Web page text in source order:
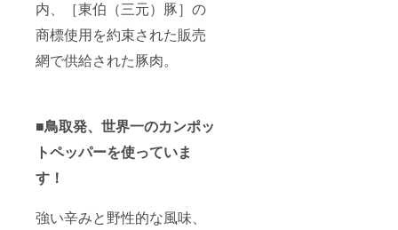
内、［東伯（三元）豚］の
商標使用を約束された販売
網で供給された豚肉。
■鳥取発、世界一のカンポッ
トペッパーを使っていま
す！
強い辛みと野性的な風味、